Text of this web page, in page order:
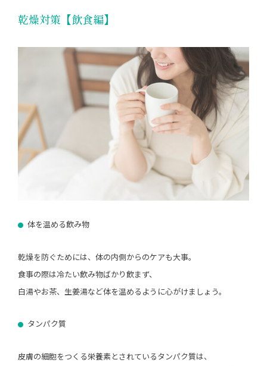
乾燥対策【飲食編】
体を温める飲み物
乾燥を防ぐためには、体の内側からのケアも大事。
食事の際は冷たい飲み物ばかり飲まず、
白湯やお茶、生姜湯など体を温めるように心がけましょう。
タンパク質
皮膚の細胞をつくる栄養素とされているタンパク質は、